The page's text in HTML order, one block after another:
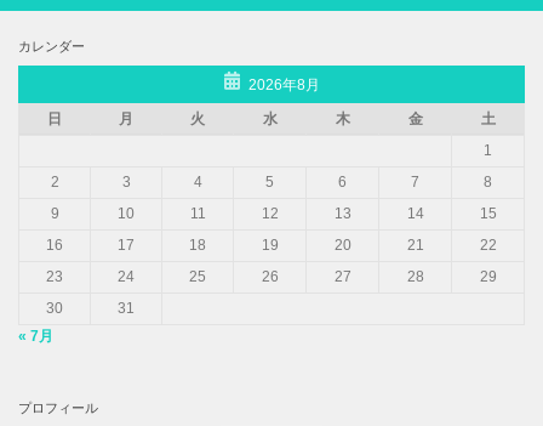
カレンダー
2026年8月
日
月 火 水 木 金
土
1
2
3 4 5 6 7
8
9
10 11 12 13 14
15
16
17 18 19 20 21
22
23
24 25 26 27 28
29
30
31
« 7月
プロフィール